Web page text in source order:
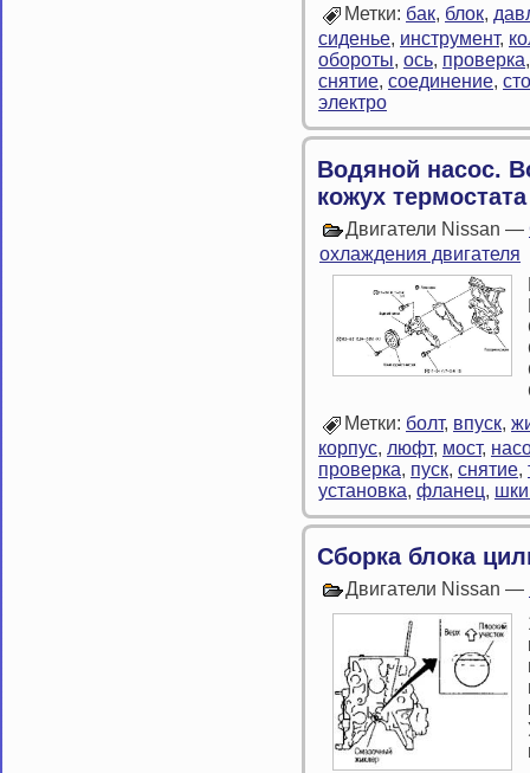
Метки: бак, блок,
сиденье, инструмент,
обороты, ось, проверка
снятие, соединение,
электро
Водяной насос.
кожух термостата
Двигатели Nissan —
охлаждения двигателя
Метки: болт, впуск,
корпус, люфт, мост,
проверка, пуск, снятие,
установка, фланец,
Сборка блока
Двигатели Nissan —